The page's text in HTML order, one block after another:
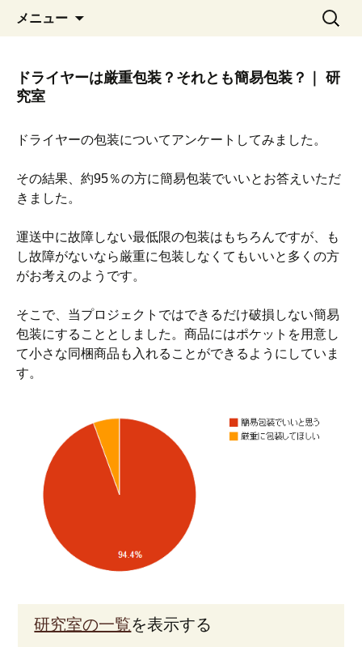
メニュー
ツ
動
検
索:
ドライヤーは厳重包装？それとも簡易包装？｜ 研
究室
ドライヤーの包装についてアンケートしてみました。
その結果、約95％の方に簡易包装でいいとお答えいただ
きました。
運送中に故障しない最低限の包装はもちろんですが、も
し故障がないなら厳重に包装しなくてもいいと多くの方
がお考えのようです。
そこで、当プロジェクトではできるだけ破損しない簡易
包装にすることとしました。商品にはポケットを用意し
て小さな同梱商品も入れることができるようにしていま
す。
研究室の一覧を表示する